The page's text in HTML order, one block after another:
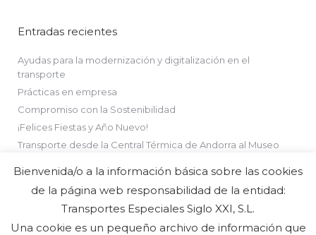
Entradas recientes
Ayudas para la modernización y digitalización en el
transporte
Prácticas en empresa
Compromiso con la Sostenibilidad
¡Felices Fiestas y Año Nuevo!
Transporte desde la Central Térmica de Andorra al Museo
Comentarios recientes
Bienvenida/o a la información básica sobre las cookies
de la página web responsabilidad de la entidad:
Transportes Especiales Siglo XXI, S.L.
Una cookie es un pequeño archivo de información que